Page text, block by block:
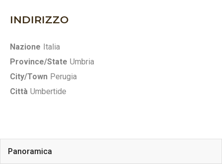
INDIRIZZO
Nazione Italia
Province/State Umbria
City/Town Perugia
Città Umbertide
Panoramica